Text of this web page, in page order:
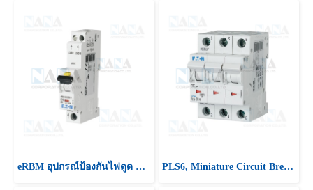
eRBM อุปกรณ์ป้องกันไฟดูด Electronic Combined RCD/MCB Device PLS6, Miniature Circuit Breaker 6kA type C ,พิกัดกระแสลัดวงจร (IC) 6kA : IEC/EN 60898